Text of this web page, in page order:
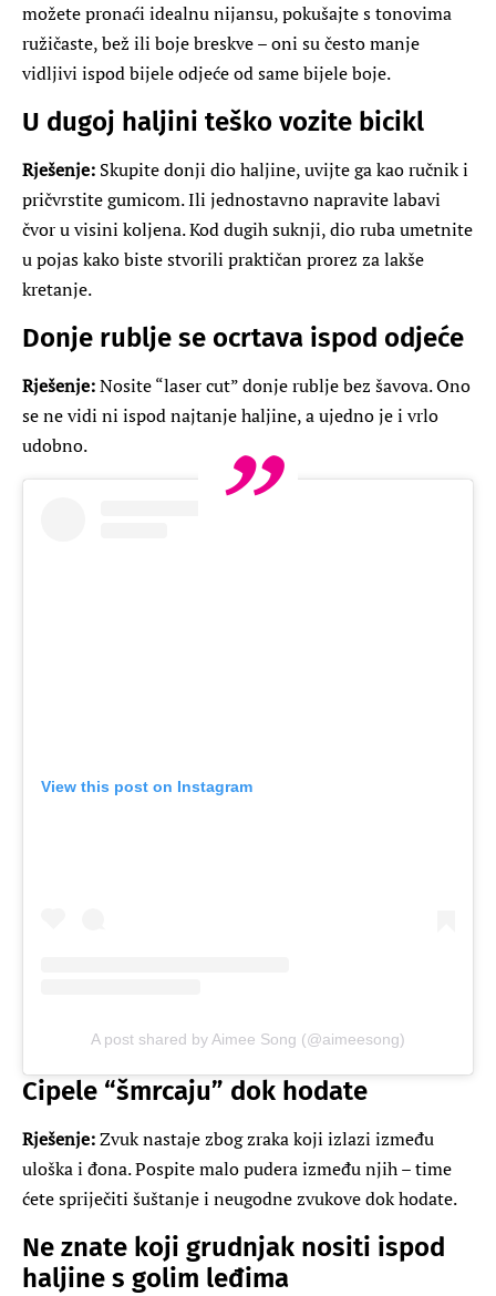
možete pronaći idealnu nijansu, pokušajte s tonovima
ružičaste, bež ili boje breskve – oni su često manje
vidljivi ispod bijele odjeće od same bijele boje.
U dugoj haljini teško vozite bicikl
Rješenje: Skupite donji dio haljine, uvijte ga kao ručnik i
pričvrstite gumicom. Ili jednostavno napravite labavi
čvor u visini koljena. Kod dugih suknji, dio ruba umetnite
u pojas kako biste stvorili praktičan prorez za lakše
kretanje.
Donje rublje se ocrtava ispod odjeće
Rješenje:Nosite “laser cut” donje rublje bez šavova. Ono
se ne vidi ni ispod najtanje haljine, a ujedno je i vrlo
udobno.
View this post on Instagram
A post shared by Aimee Song (@aimeesong)
Cipele “šmrcaju” dok hodate
Rješenje:Zvuk nastaje zbog zraka koji izlazi između
uloška i đona. Pospite malo pudera između njih – time
ćete spriječiti šuštanje i neugodne zvukove dok hodate.
Ne znate koji grudnjak nositi ispod
haljine s golim leđima